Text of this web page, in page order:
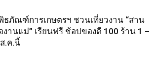
ธภัณฑ์การเกษตรฯ ชวนเที่ยวงาน “สาน
งานแม่” เรียนฟรี ช้อปของดี 100 ร้าน 1 –
.ค.นี้